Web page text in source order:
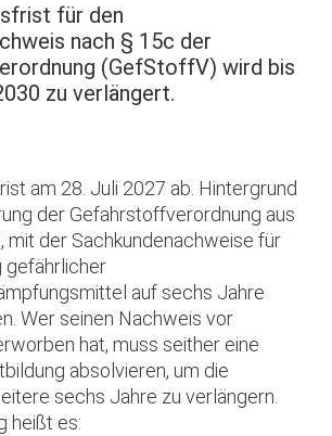
für den
nach § 15c der
(GefStoffV) wird bis
zu verlängert.
am 28. Juli 2027 ab. Hintergrund
der Gefahrstoffverordnung aus
mit der Sachkundenachweise für
gefährlicher
auf sechs Jahre
Wer seinen Nachweis vor
hat, muss seither eine
absolvieren, um die
sechs Jahre zu verlängern.
heißt es: